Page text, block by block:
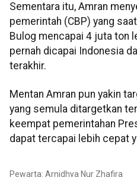
Sementara itu, Amran
pemerintah (CBP) yang
Bulog mencapai 4 juta ton
pernah dicapai Indonesia
terakhir.
Mentan Amran pun yakin
yang semula ditargetkan
keempat pemerintahan
dapat tercapai lebih cepat
Pewarta: Arnidhya Nur Zhafira